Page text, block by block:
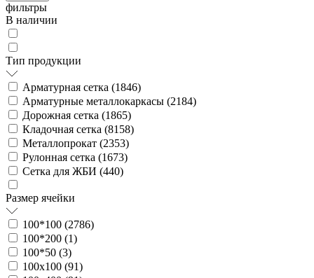
фильтры
В наличии
Тип продукции
Арматурная сетка (1846)
Арматурные металлокаркасы (2184)
Дорожная сетка (1865)
Кладочная сетка (8158)
Металлопрокат (2353)
Рулонная сетка (1673)
Сетка для ЖБИ (440)
Размер ячейки
100*100 (2786)
100*200 (1)
100*50 (3)
100х100 (91)